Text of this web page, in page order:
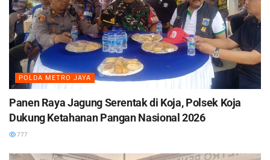
POLDA METRO JAYA
Panen Raya Jagung Serentak di Koja, Polsek Koja
Dukung Ketahanan Pangan Nasional 2026
777